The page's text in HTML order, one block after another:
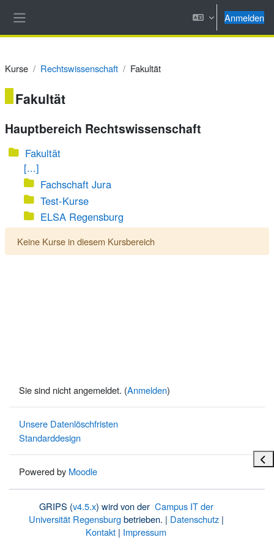
Anmelden
Kurse Rechtswissenschaft Fakultät
Fakultät
Hauptbereich Rechtswissenschaft
Fakultät
[...]
Fachschaft Jura
Test-Kurse
ELSA Regensburg
Keine Kurse in diesem Kursbereich
Sie sind nicht angemeldet. (Anmelden)
Unsere Datenlöschfristen
Standarddesign
Powered by Moodle
GRIPS (v4.5.x) wird von der Campus IT der
Universität Regensburgbetrieben. | Datenschutz|
Kontakt | Impressum